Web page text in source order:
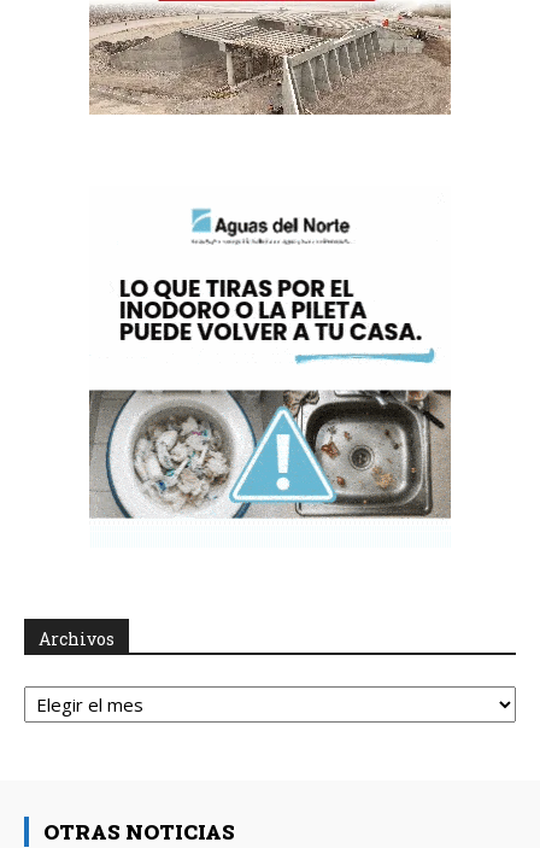
Archivos
Archivos
OTRAS NOTICIAS